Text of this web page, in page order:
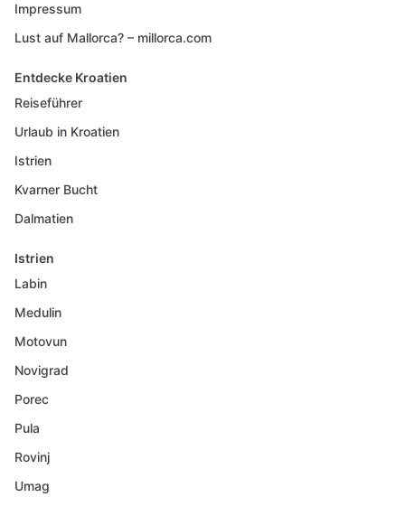
Impressum
Lust auf Mallorca? – millorca.com
Entdecke Kroatien
Reiseführer
Urlaub in Kroatien
Istrien
Kvarner Bucht
Dalmatien
Istrien
Labin
Medulin
Motovun
Novigrad
Porec
Pula
Rovinj
Umag